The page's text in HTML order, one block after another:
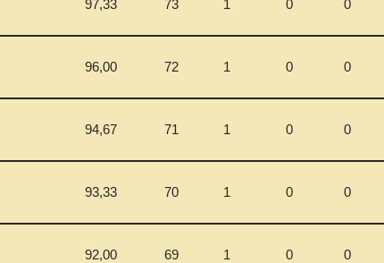
97,33 73 1 0 0
96,00 72 1 0 0
94,67 71 1 0 0
93,33 70 1 0 0
92,00 69 1 0 0